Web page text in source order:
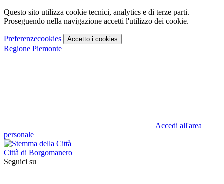
Questo sito utilizza cookie tecnici, analytics e di terze parti.
Proseguendo nella navigazione accetti l'utilizzo dei cookie.
Preferenzecookies Accetto i cookies
Regione Piemonte
Accedi all'area
personale
Città di Borgomanero
Seguici su